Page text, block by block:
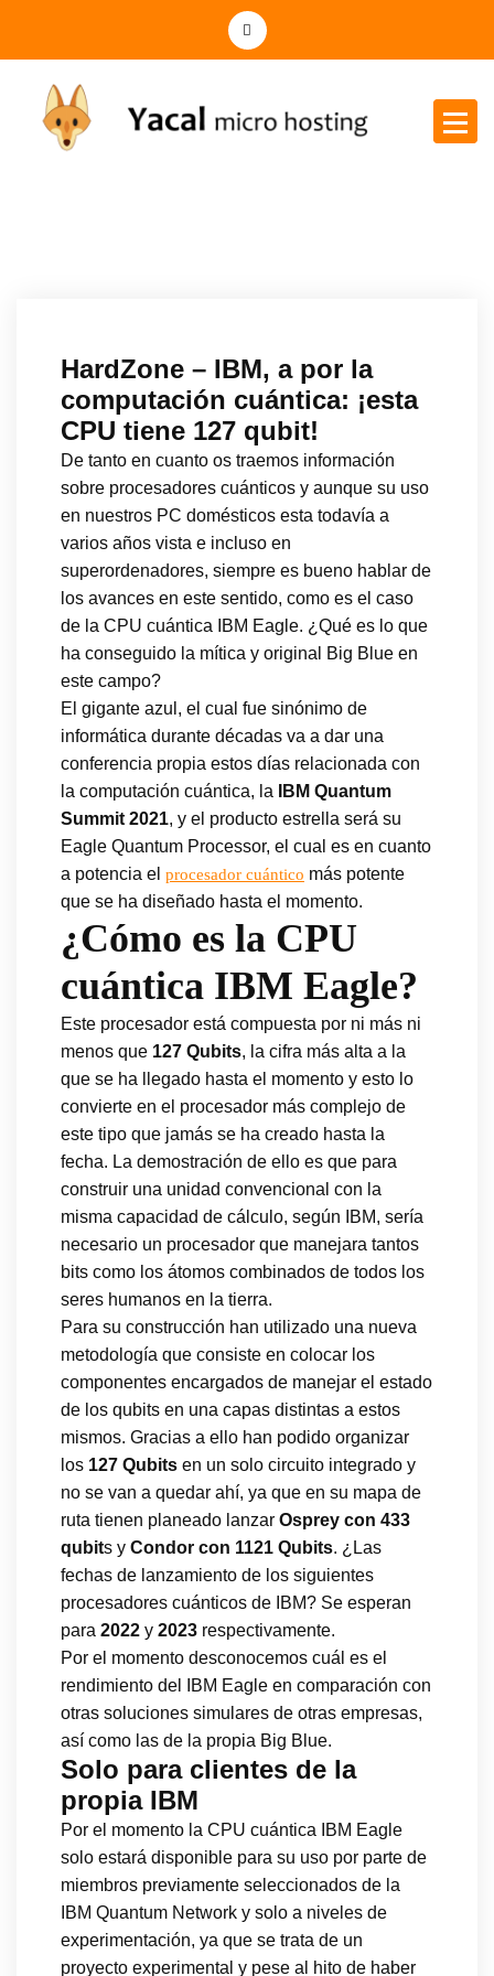
HardZone – IBM, a por la
computación cuántica: ¡esta
CPU tiene 127 qubit!
De tanto en cuanto os traemos información
sobre procesadores cuánticos y aunque su uso
en nuestros PC domésticos esta todavía a
varios años vista e incluso en
superordenadores, siempre es bueno hablar de
los avances en este sentido, como es el caso
de la CPU cuántica IBM Eagle. ¿Qué es lo que
ha conseguido la mítica y original Big Blue en
este campo?
El gigante azul, el cual fue sinónimo de
informática durante décadas va a dar una
conferencia propia estos días relacionada con
la computación cuántica, la
IBM Quantum
Summit 2021, y el producto estrella será su
Eagle Quantum Processor, el cual es en cuanto
a potencia el procesador cuántico más potente
que se ha diseñado hasta el momento.
¿Cómo es la CPU
cuántica IBM Eagle?
Este procesador está compuesta por ni más ni
menos que 127 Qubits, la cifra más alta a la
que se ha llegado hasta el momento y esto lo
convierte en el procesador más complejo de
este tipo que jamás se ha creado hasta la
fecha. La demostración de ello es que para
construir una unidad convencional con la
misma capacidad de cálculo, según IBM, sería
necesario un procesador que manejara tantos
bits como los átomos combinados de todos los
seres humanos en la tierra.
Para su construcción han utilizado una nueva
metodología que consiste en colocar los
componentes encargados de manejar el estado
de los qubits en una capas distintas a estos
mismos. Gracias a ello han podido organizar
los 127 Qubits en un solo circuito integrado y
no se van a quedar ahí, ya que en su mapa de
ruta tienen planeado lanzar Osprey con 433
qubits y Condor con 1121 Qubits. ¿Las
fechas de lanzamiento de los siguientes
procesadores cuánticos de IBM? Se esperan
para 2022 y 2023 respectivamente.
Por el momento desconocemos cuál es el
rendimiento del IBM Eagle en comparación con
otras soluciones simulares de otras empresas,
así como las de la propia Big Blue.
Solo para clientes de la
propia IBM
Por el momento la CPU cuántica IBM Eagle
solo estará disponible para su uso por parte de
miembros previamente seleccionados de la
IBM Quantum Network y solo a niveles de
experimentación, ya que se trata de un
proyecto experimental y pese al hito de haber